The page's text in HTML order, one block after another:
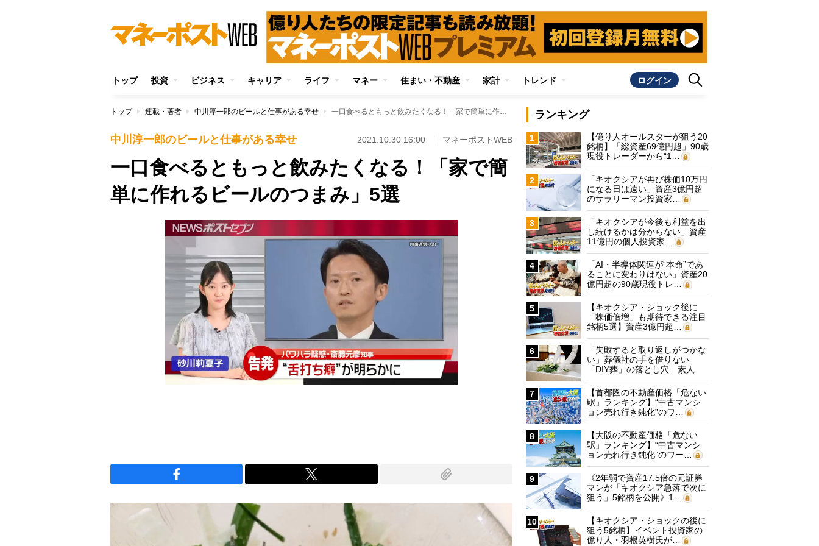
トップ 投資 ビジネス キャリア ライフ マネー 住まい・不動産 家計 トレンド ログイン
トップ 連載・著者 中川淳一郎のビールと仕事がある幸せ 一口食べるともっと飲みたくなる！「家で簡単に作れるビールのつまみ」5選
中川淳一郎のビールと仕事がある幸せ 2021.10.30 16:00 マネーポストWEB
一口食べるともっと飲みたくなる！「家で簡
単に作れるビールのつまみ」5選
ランキング
1
【億り人オールスターが狙う20
銘柄】「総資産69億円超」90歳
現役トレーダーから“1…
2
「キオクシアが再び株価10万円
になる日は遠い」資産3億円超
のサラリーマン投資家…
3
「キオクシアが今後も利益を出
し続けるかは分からない」資産
11億円の個人投資家…
4
「AI・半導体関連が“本命”であ
ることに変わりはない」資産20
億円超の90歳現役トレ…
5
【キオクシア・ショック後に
「株価倍増」も期待できる注目
銘柄5選】資産3億円超…
6
「失敗すると取り返しがつかな
い」葬儀社の手を借りない
「DIY葬」の落とし穴 素人
に…
7
【首都圏の不動産価格「危ない
駅」ランキング】“中古マンシ
ョン売れ行き鈍化”のワ…
8
【大阪の不動産価格「危ない
駅」ランキング】“中古マンシ
ョン売れ行き鈍化”のワー…
9
《2年弱で資産17.5倍の元証券
マンが「キオクシア急落で次に
狙う」5銘柄を公開》1…
10
【キオクシア・ショックの後に
狙う5銘柄】イベント投資家の
億り人・羽根英樹氏が…